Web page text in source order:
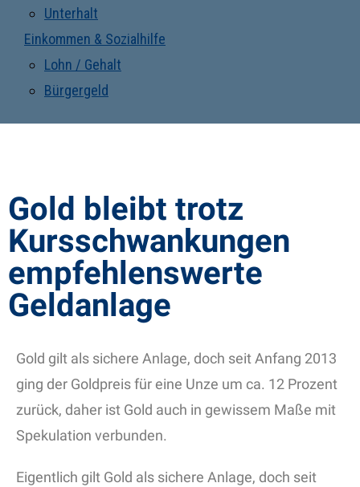
Unterhalt
Einkommen & Sozialhilfe
Lohn / Gehalt
Bürgergeld
Gold bleibt trotz
Kursschwankungen
empfehlenswerte
Geldanlage
Gold gilt als sichere Anlage, doch seit Anfang 2013
ging der Goldpreis für eine Unze um ca. 12 Prozent
zurück, daher ist Gold auch in gewissem Maße mit
Spekulation verbunden.
Eigentlich gilt Gold als sichere Anlage, doch seit